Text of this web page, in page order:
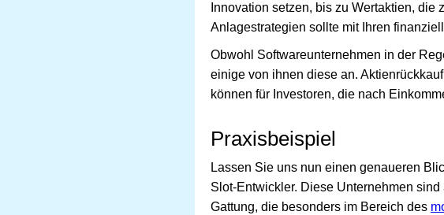
Innovation setzen, bis zu Wertaktien,
Anlagestrategien sollte mit Ihren
Obwohl Softwareunternehmen in der
einige von ihnen diese an.
können für Investoren, die nach
Praxisbeispiel
Lassen Sie uns nun einen genaueren
Slot-Entwickler. Diese Unternehmen
Gattung, die besonders im Bereich des